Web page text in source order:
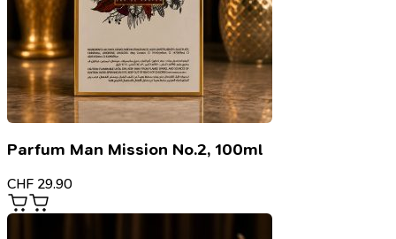
Parfum Man Mission No.2, 100ml
CHF 29.90